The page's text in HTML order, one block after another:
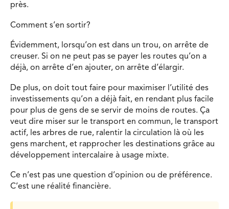
près.
Comment s’en sortir?
Évidemment, lorsqu’on est dans un trou, on arrête de
creuser. Si on ne peut pas se payer les routes qu’on a
déjà, on arrête d’en ajouter, on arrête d’élargir.
De plus, on doit tout faire pour maximiser l’utilité des
investissements qu’on a déjà fait, en rendant plus facile
pour plus de gens de se servir de moins de routes. Ça
veut dire miser sur le transport en commun, le transport
actif, les arbres de rue, ralentir la circulation là où les
gens marchent, et rapprocher les destinations grâce au
développement intercalaire à usage mixte.
Ce n’est pas une question d’opinion ou de préférence.
C’est une réalité financière.